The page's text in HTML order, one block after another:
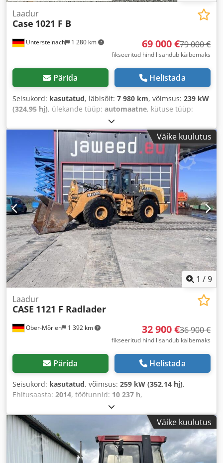
Untersteinach 1 280 km
Laadur
Case 1021 F B
69 000 €79 000 €
fikseeritud hind lisandub käibemaks
Pärida Helistada
Seisukord: kasutatud, läbisõit: 7 980 km, võimsus: 239 kW
(324,95 hj), ülekande tüüp: automaatne, kütuse tüüp:
, esmane registreerimine:
Ehitusaasta:2013, Varustus:kliimaseade,
Väike kuulutus
1 /9
Ober-Mörlen 1 392 km
Laadur
CASE 1121 F Radlader
32 900 €36 900 €
fikseeritud hind lisandub käibemaks
Pärida Helistada
Seisukord: kasutatud, võimsus: 259 kW (352,14 hj),
Ehitusaasta: 2014, töötunnid: 10 237 h,
Väike kuulutus